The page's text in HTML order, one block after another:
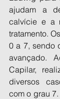
ajudam a
calvície e a
tratamento.
0 a 7, sendo
avançado.
Capilar,
diversos
com o grau